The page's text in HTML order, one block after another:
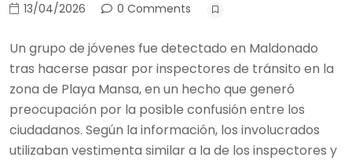
13/04/2026 0 Comments
Un grupo de jóvenes fue detectado en Maldonado
tras hacerse pasar por inspectores de tránsito en la
zona de Playa Mansa, en un hecho que generó
preocupación por la posible confusión entre los
ciudadanos. Según la información, los involucrados
utilizaban vestimenta similar a la de los inspectores y